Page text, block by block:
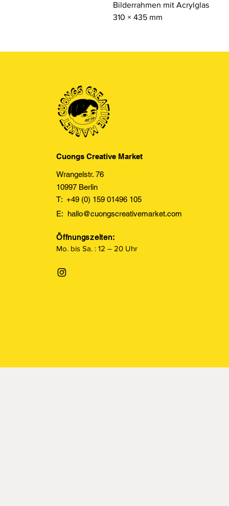
Bilderrahmen mit Acrylglas
310 × 435 mm
Cuongs Creative Market
Wrangelstr. 76
10997 Berlin
T: +49 (0) 159 01496 105
E: hallo@cuongscreativemarket.com
Öffnungszeiten:
Mo. bis Sa. : 12 – 20 Uhr